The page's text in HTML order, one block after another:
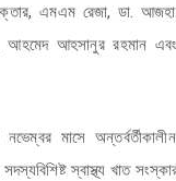
এমএম রেজা, ডা.
আহসানুর রহমান
মাসে
স্বাস্থ্য খাত